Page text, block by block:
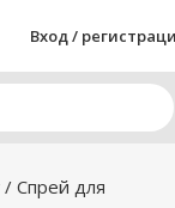
Вход /
Спрей для